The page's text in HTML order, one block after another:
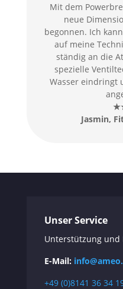
Mit dem
neue
begonnen. Ich
auf meine
ständig an die
spezielle
Wasser eindringt
Jasmin,
Unser Service
Unterstützung und
E-Mail:
+49 (0)8141 36 34